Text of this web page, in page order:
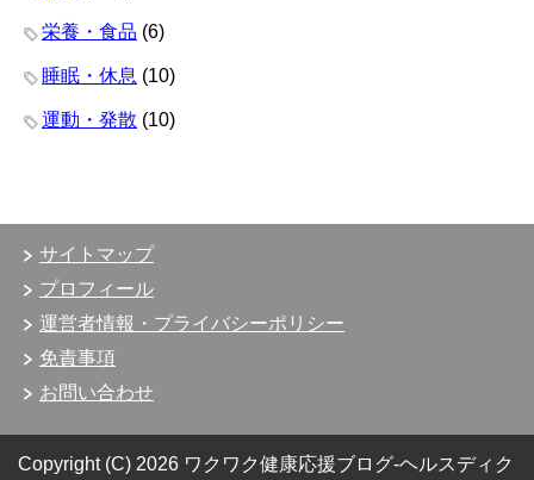
栄養・食品 (6)
睡眠・休息 (10)
運動・発散 (10)
サイトマップ
プロフィール
運営者情報・プライバシーポリシー
免責事項
お問い合わせ
Copyright (C) 2026 ワクワク健康応援ブログ-ヘルスディク